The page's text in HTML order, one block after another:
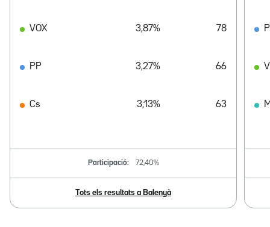
VOX 3,87% 78
PP 3,27% 66
Cs 3,13% 63
Participació: 72,40%
Tots els resultats a Balenyà